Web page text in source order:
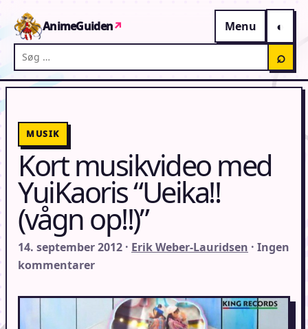
AnimeGuiden↗
Menu
Søg på AnimeGuiden
⌕
MUSIK
Kort musikvideo med
YuiKaoris “Ueika!!
(vågn op!!)”
14. september 2012 · Erik Weber-Lauridsen · Ingen
kommentarer